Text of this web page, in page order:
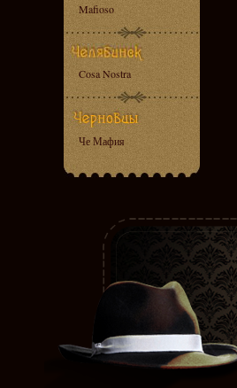
Mafioso
Cosa Nostra
Че Мафия